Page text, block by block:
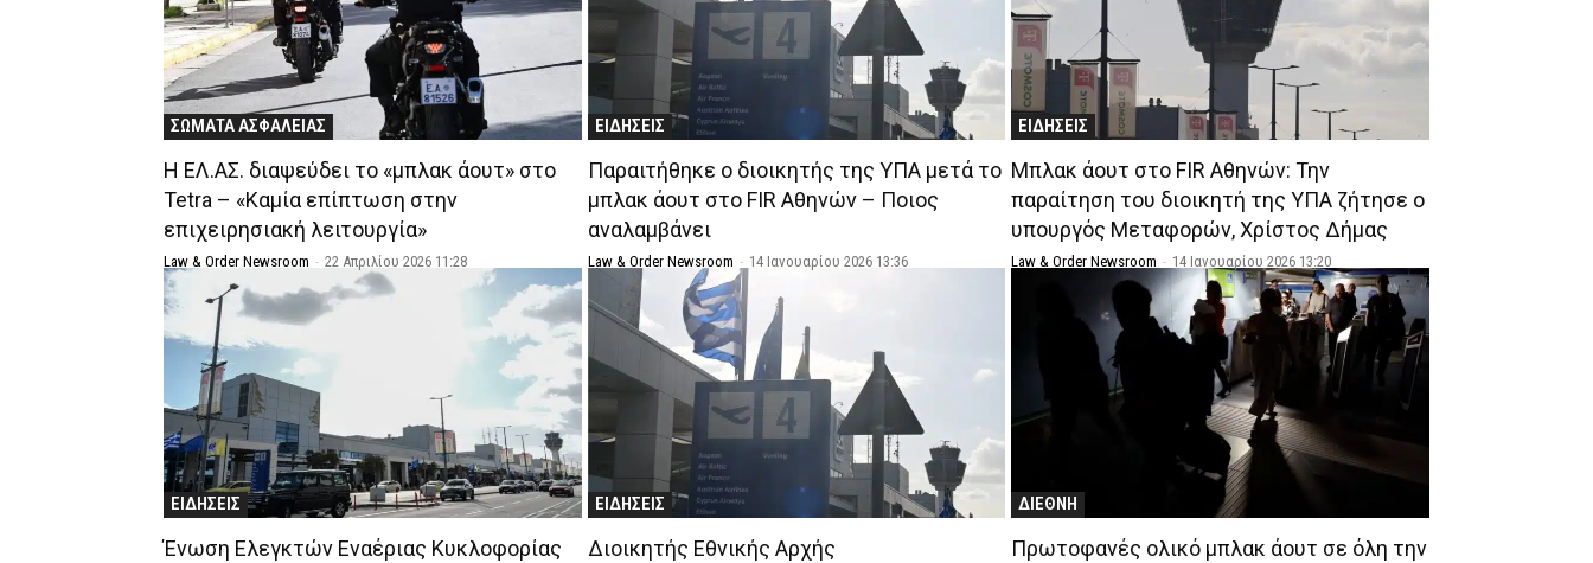
ΣΩΜΑΤΑ ΑΣΦΑΛΕΙΑΣ
Η ΕΛ.ΑΣ. διαψεύδει το «μπλακ άουτ» στο
Tetra – «Καμία επίπτωση στην
επιχειρησιακή λειτουργία»
Law & Order Newsroom - 22 Απριλίου 2026 11:28
ΕΙΔΗΣΕΙΣ
Παραιτήθηκε ο διοικητής της ΥΠΑ μετά το
μπλακ άουτ στο FIR Αθηνών – Ποιος
αναλαμβάνει
Law & Order Newsroom - 14 Ιανουαρίου 2026 13:36
ΕΙΔΗΣΕΙΣ
Μπλακ άουτ στο FIR Αθηνών: Την
παραίτηση του διοικητή της ΥΠΑ ζήτησε ο
υπουργός Μεταφορών, Χρίστος Δήμας
Law & Order Newsroom - 14 Ιανουαρίου 2026 13:20
ΕΙΔΗΣΕΙΣ
Ένωση Ελεγκτών Εναέριας Κυκλοφορίας
ΕΙΔΗΣΕΙΣ
Διοικητής Εθνικής Αρχής
ΔΙΕΘΝΗ
Πρωτοφανές ολικό μπλακ άουτ σε όλη την